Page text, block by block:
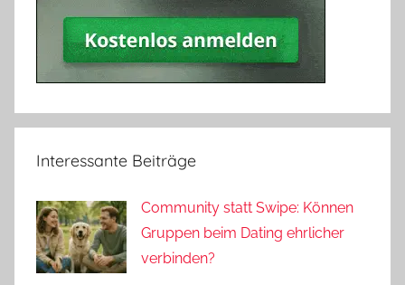
Interessante Beiträge
Community statt Swipe: Können
Gruppen beim Dating ehrlicher
verbinden?